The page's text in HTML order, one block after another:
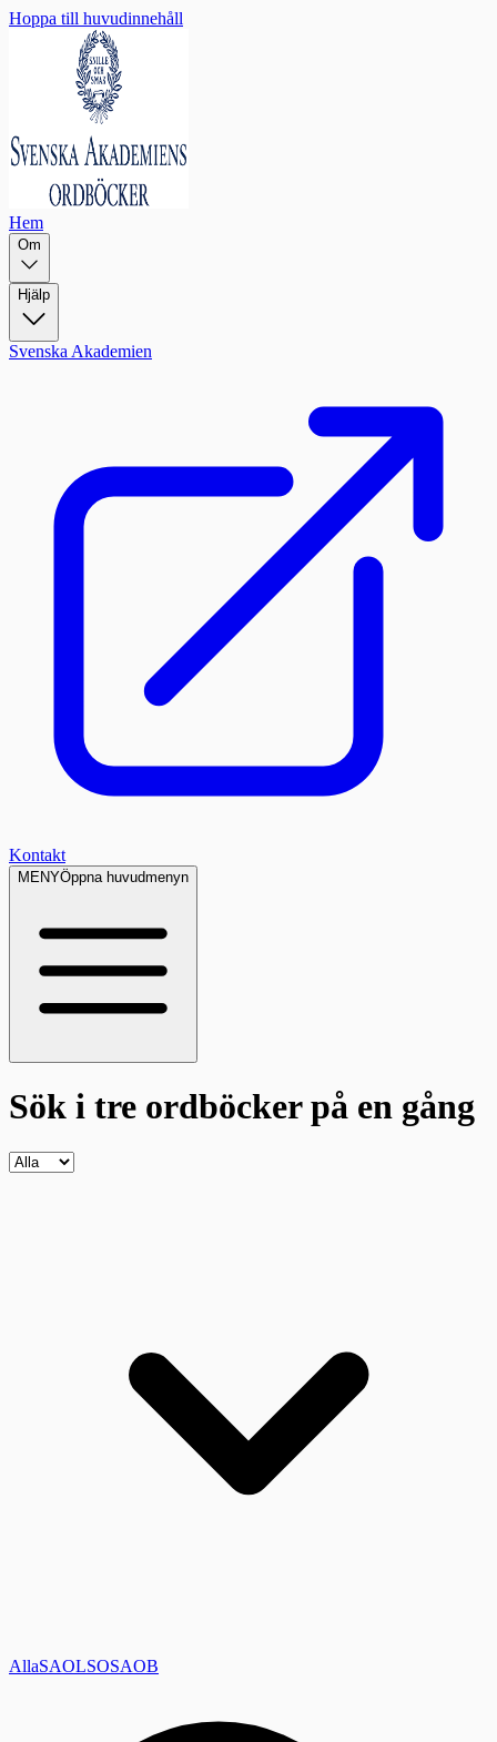
Hoppa till huvudinnehåll
Hem
Om
Hjälp
Svenska Akademien
Kontakt
MENYÖppna huvudmenyn
Sök i tre ordböckerpå en gång
AllaSAOLSOSAOB